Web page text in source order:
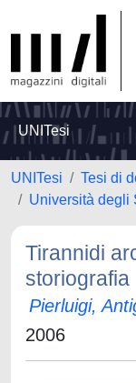
UNITesi
UNITesi
Tesi di
Università degli
Tirannidi
storiografia
Pierluigi,
2006